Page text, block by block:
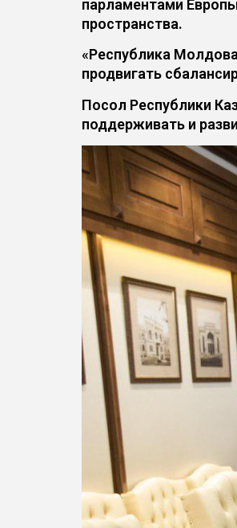
парламентами
пространства.
«Республика
продвигать
Посол Республики
поддерживать и